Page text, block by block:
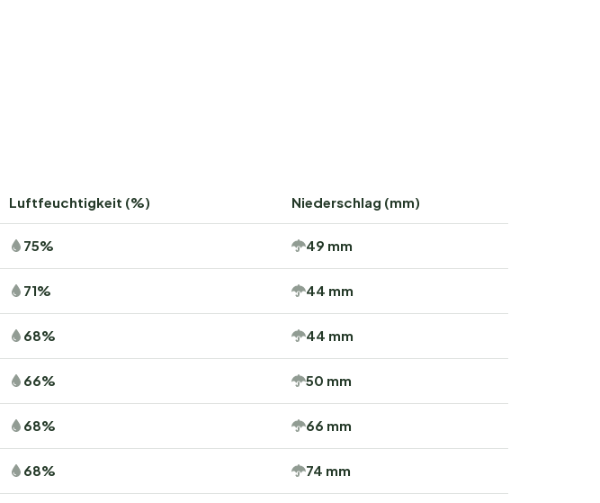
Luftfeuchtigkeit (%) Niederschlag (mm)
75% 49 mm
71% 44 mm
68% 44 mm
66% 50 mm
68% 66 mm
68% 74 mm